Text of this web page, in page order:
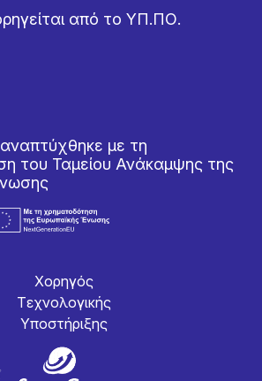
από το ΥΠ.ΠΟ.
με τη
του Ταμείου Ανάκαμψης της
Χορηγός
Tεχνολογικής
Yποστήριξης